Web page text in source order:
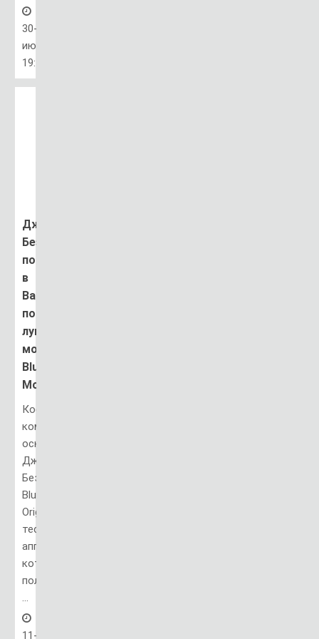
30-
июл,
19:58
Джефф
Безос
показал
в
Вашингтоне
посадочный
лунный
модуль
Blue
Moon
Космическая
компания,
основанная
Джеффом
Безосом,
Blue
Origin,
тестирует
аппарат,
который
получил
...
11-